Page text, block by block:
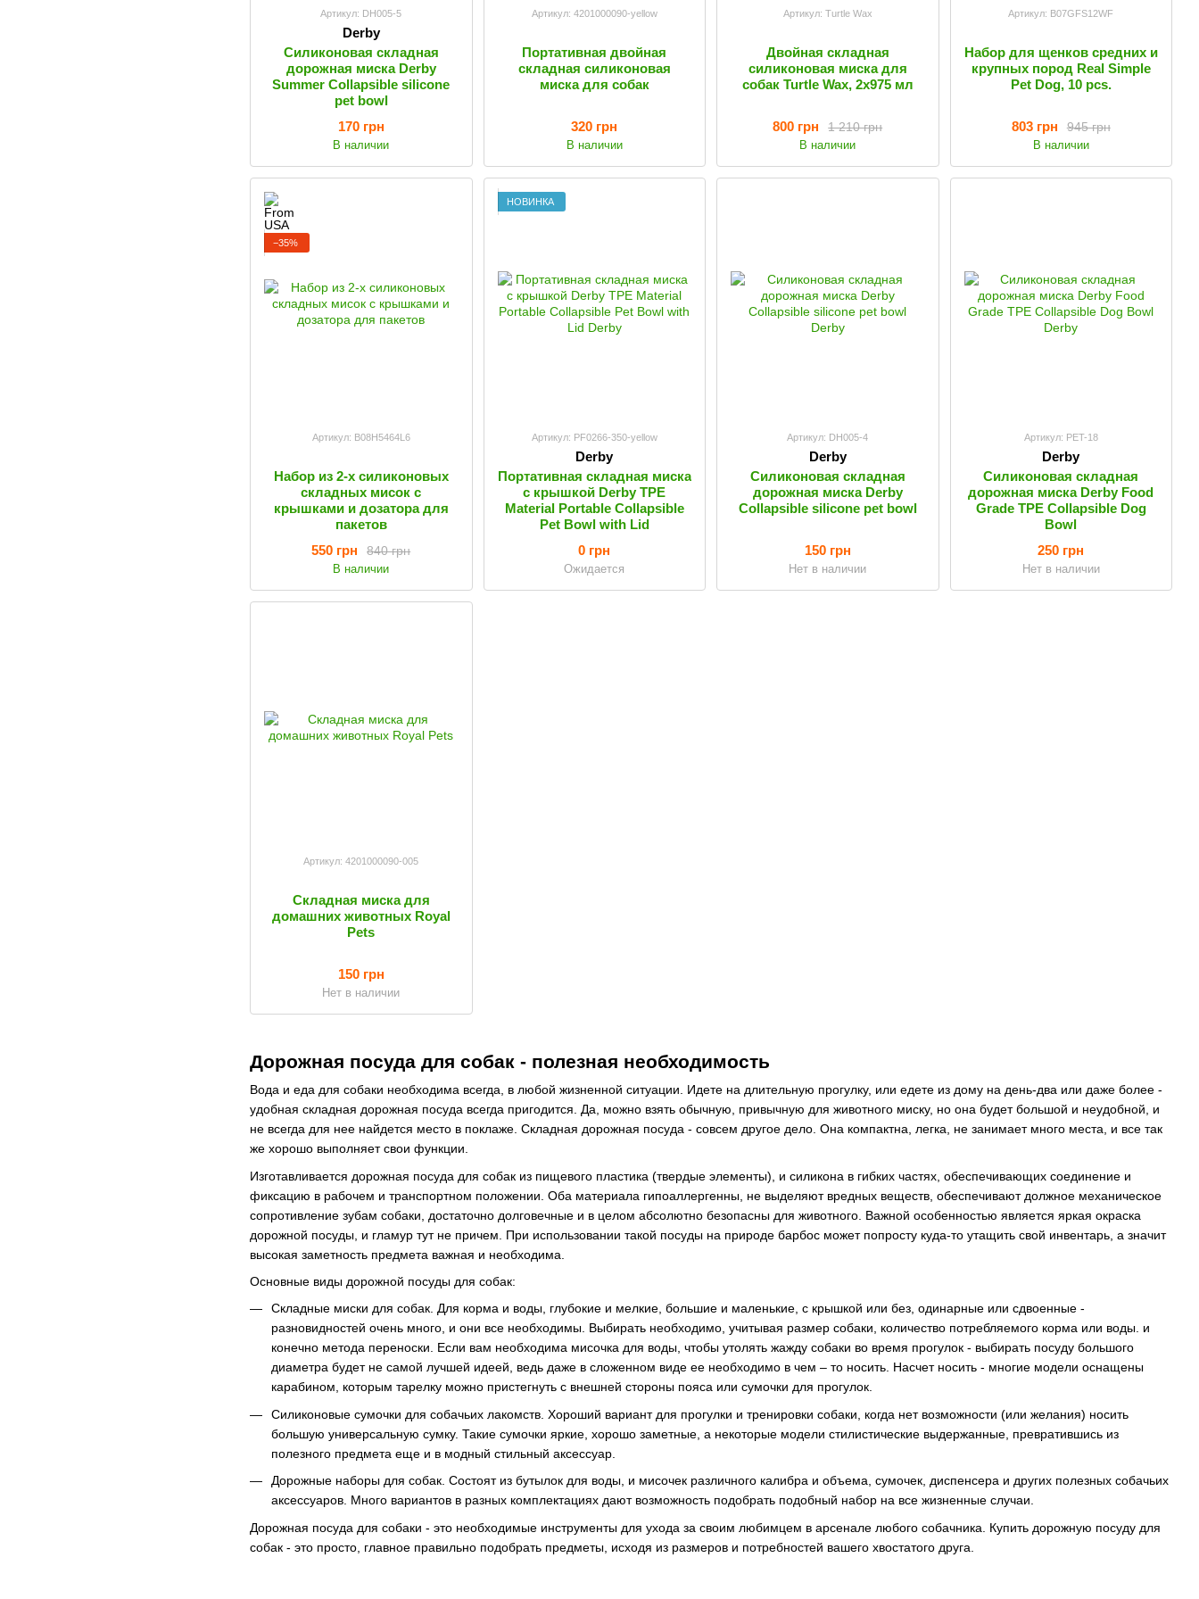
Дорожная посуда для собак - полезная необходимость
Вода и еда для собаки необходима всегда, в любой жизненной ситуации. Идете на длительную прогулку, или едете из дому на день-два или даже более -
удобная складная дорожная посуда всегда пригодится. Да, можно взять обычную, привычную для животного миску, но она будет большой и неудобной, и
не всегда для нее найдется место в поклаже. Складная дорожная посуда - совсем другое дело. Она компактна, легка, не занимает много места, и все так
же хорошо выполняет свои функции.
Изготавливается дорожная посуда для собак из пищевого пластика (твердые элементы), и силикона в гибких частях, обеспечивающих соединение и
фиксацию в рабочем и транспортном положении. Оба материала гипоаллергенны, не выделяют вредных веществ, обеспечивают должное механическое
сопротивление зубам собаки, достаточно долговечные и в целом абсолютно безопасны для животного. Важной особенностью является яркая окраска
дорожной посуды, и гламур тут не причем. При использовании такой посуды на природе барбос может попросту куда-то утащить свой инвентарь, а значит
высокая заметность предмета важная и необходима.
Основные виды дорожной посуды для собак:
Складные миски для собак. Для корма и воды, глубокие и мелкие, большие и маленькие, с крышкой или без, одинарные или сдвоенные -
разновидностей очень много, и они все необходимы. Выбирать необходимо, учитывая размер собаки, количество потребляемого корма или воды. и
конечно метода переноски. Если вам необходима мисочка для воды, чтобы утолять жажду собаки во время прогулок - выбирать посуду большого
диаметра будет не самой лучшей идеей, ведь даже в сложенном виде ее необходимо в чем – то носить. Насчет носить - многие модели оснащены
карабином, которым тарелку можно пристегнуть с внешней стороны пояса или сумочки для прогулок.
Силиконовые сумочки для собачьих лакомств. Хороший вариант для прогулки и тренировки собаки, когда нет возможности (или желания) носить
большую универсальную сумку. Такие сумочки яркие, хорошо заметные, а некоторые модели стилистические выдержанные, превратившись из
полезного предмета еще и в модный стильный аксессуар.
Дорожные наборы для собак. Состоят из бутылок для воды, и мисочек различного калибра и объема, сумочек, диспенсера и других полезных собачьих
аксессуаров. Много вариантов в разных комплектациях дают возможность подобрать подобный набор на все жизненные случаи.
Дорожная посуда для собаки - это необходимые инструменты для ухода за своим любимцем в арсенале любого собачника. Купить дорожную посуду для
собак - это просто, главное правильно подобрать предметы, исходя из размеров и потребностей вашего хвостатого друга.
Артикул: DH005-5
Derby
Силиконовая складная
дорожная миска Derby
Summer Collapsible silicone
pet bowl
170 грн
В наличии
Артикул: 4201000090-yellow
Портативная двойная
складная силиконовая
миска для собак
320 грн
В наличии
Артикул: Turtle Wax
Двойная складная
силиконовая миска для
собак Turtle Wax, 2х975 мл
1 210 грн
800 грн
В наличии
Артикул: B07GFS12WF
Набор для щенков средних и
крупных пород Real Simple
Pet Dog, 10 pcs.
945 грн
803 грн
В наличии
−35%
Артикул: B08H5464L6
Набор из 2-х силиконовых
складных мисок с
крышками и дозатора для
пакетов
840 грн
550 грн
В наличии
НОВИНКА
Артикул: PF0266-350-yellow
Derby
Портативная складная миска
с крышкой Derby TPE
Material Portable Collapsible
Pet Bowl with Lid
0 грн
Ожидается
Артикул: DH005-4
Derby
Силиконовая складная
дорожная миска Derby
Collapsible silicone pet bowl
150 грн
Нет в наличии
Артикул: PET-18
Derby
Силиконовая складная
дорожная миска Derby Food
Grade TPE Collapsible Dog
Bowl
250 грн
Нет в наличии
Артикул: 4201000090-005
Складная миска для
домашних животных Royal
Pets
150 грн
Нет в наличии